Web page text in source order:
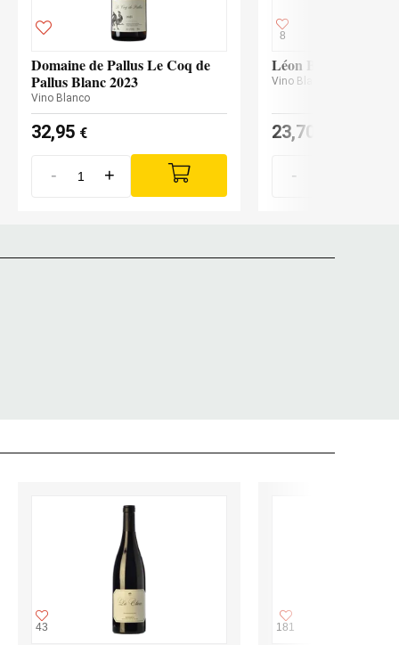
Domaine de Pallus Le Coq de
Pallus Blanc 2023
Vino Blanco
32,95 €
- +
8
Léon Beyer Pinot
Vino Blanco
23,70
-
43 181